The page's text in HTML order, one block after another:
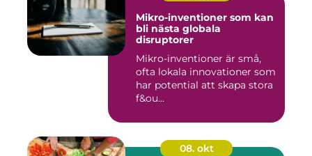
Mikro-inventioner som kan
bli nästa globala
disruptorer
Mikro-inventioner är små,
ofta lokala innovationer som
har potential att skapa stora
f&ou...
08. okt